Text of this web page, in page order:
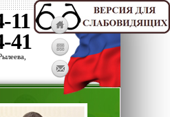
11
41